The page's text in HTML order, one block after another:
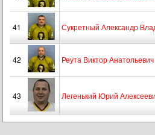
41 Сукретный Александр
42 Реута Виктор Анатольевич
43 Легенький Юрий